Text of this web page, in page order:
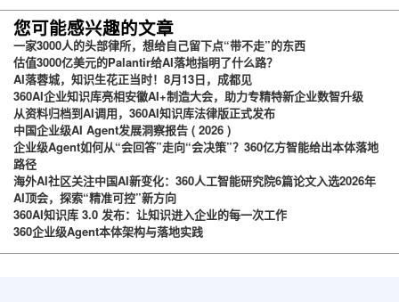
台
您可能感兴趣的文章
一家3000人的头部律所，想给自己留下点“带不走”的东西
估值3000亿美元的Palantir给AI落地指明了什么路？
AI落蓉城，知识生花正当时！8月13日，成都见
360AI企业知识库亮相安徽AI+制造大会，助力专精特新企业数智升级
从资料归档到AI调用，360AI知识库法律版正式发布
中国企业级AI Agent发展洞察报告 ( 2026 )
企业级Agent如何从“会回答”走向“会决策”？360亿方智能给出本体落地
路径
海外AI社区关注中国AI新变化：360人工智能研究院6篇论文入选2026年
AI顶会，探索“精准可控”新方向
360AI知识库 3.0 发布：让知识进入企业的每一次工作
360企业级Agent本体架构与落地实践